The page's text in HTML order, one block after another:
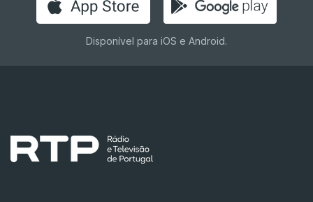
Disponível para iOS e Android.